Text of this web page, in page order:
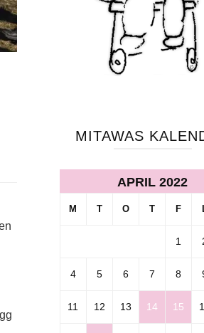
MITAWAS
APRIL 2022
M T O T F
1
4 5 6 7 8
11 12 13 14 15